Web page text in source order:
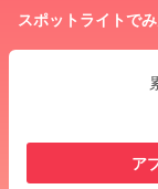
スポットライトで
ア